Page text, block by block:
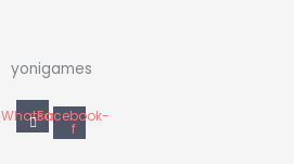
yonigames
Facebook-
f
Whatsapp